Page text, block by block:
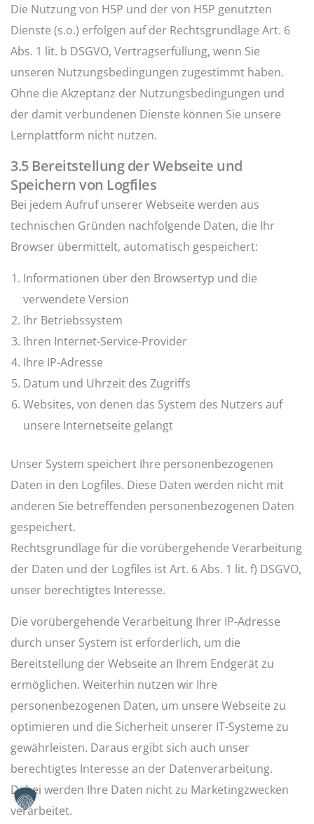
Die Nutzung von H5P und der von H5P genutzten
Dienste (s.o.) erfolgen auf der Rechtsgrundlage Art. 6
Abs. 1 lit. b DSGVO, Vertragserfüllung, wenn Sie
unseren Nutzungsbedingungen zugestimmt haben.
Ohne die Akzeptanz der Nutzungsbedingungen und
der damit verbundenen Dienste können Sie unsere
Lernplattform nicht nutzen.
3.5 Bereitstellung der Webseite und
Speichern von Logfiles
Bei jedem Aufruf unserer Webseite werden aus
technischen Gründen nachfolgende Daten, die Ihr
Browser übermittelt, automatisch gespeichert:
Informationen über den Browsertyp und die
verwendete Version
Ihr Betriebssystem
Ihren Internet-Service-Provider
Ihre IP-Adresse
Datum und Uhrzeit des Zugriffs
Websites, von denen das System des Nutzers auf
unsere Internetseite gelangt
Unser System speichert Ihre personenbezogenen
Daten in den Logfiles. Diese Daten werden nicht mit
anderen Sie betreffenden personenbezogenen Daten
gespeichert.
Rechtsgrundlage für die vorübergehende Verarbeitung
der Daten und der Logfiles ist Art. 6 Abs. 1 lit. f) DSGVO,
unser berechtigtes Interesse.
Die vorübergehende Verarbeitung Ihrer IP-Adresse
durch unser System ist erforderlich, um die
Bereitstellung der Webseite an Ihrem Endgerät zu
ermöglichen. Weiterhin nutzen wir Ihre
personenbezogenen Daten, um unsere Webseite zu
optimieren und die Sicherheit unserer IT-Systeme zu
gewährleisten. Daraus ergibt sich auch unser
berechtigtes Interesse an der Datenverarbeitung.
Dabei werden Ihre Daten nicht zu Marketingzwecken
verarbeitet.